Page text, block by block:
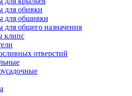
для обивки
для обшивки
для общего назначения
клипс
отверстий